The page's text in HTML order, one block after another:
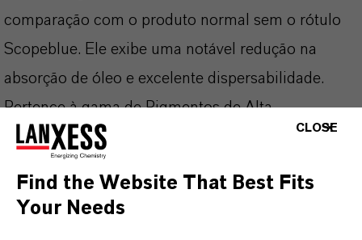
comparação com o produto normal sem o rótulo
Scopeblue. Ele exibe uma notável redução na
absorção de óleo e excelente dispersabilidade.
Pertence à gama de Pigmentos de Alta
Performance e atende aos mais altos requisitos
CLOSE
Find the Website That Best Fits
Your Needs